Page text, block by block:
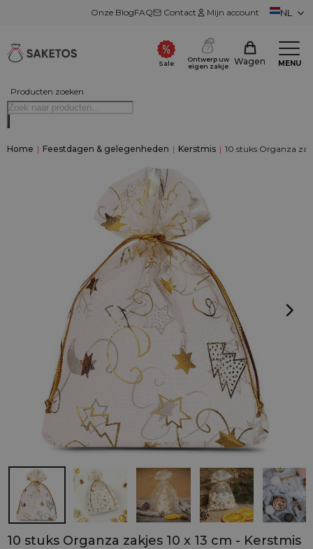
Onze BlogFAQ Contact Mijn account NL
Producten zoeken
Sale
Ontwerp uw
eigen zakje
Wagen MENU
Home | Feestdagen & gelegenheden | Kerstmis | 10 stuks Organza
10 stuks Organza zakjes 10 x 13 cm - Kerstmis